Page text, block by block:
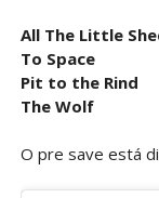
All The Little
To Space
Pit to the Rind
The Wolf
O pre save está